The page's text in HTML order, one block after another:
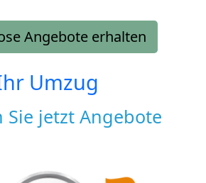
Angebote erhalten
Umzug
Sie jetzt Angebote